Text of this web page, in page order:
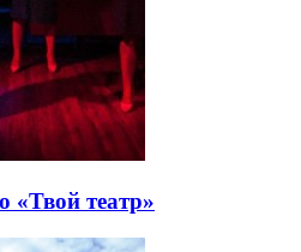
«Твой театр»